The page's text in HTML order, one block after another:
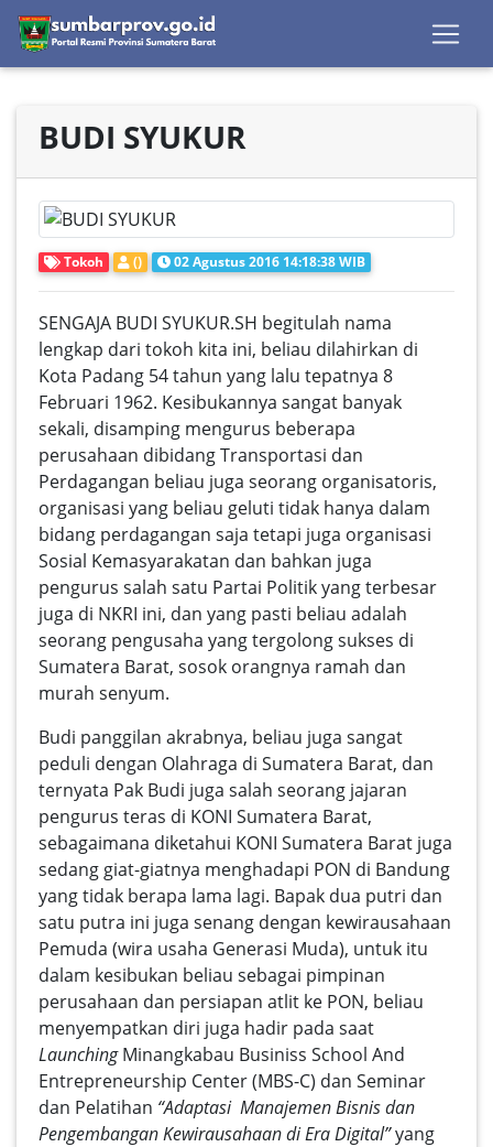
BUDI SYUKUR
Tokoh () 02 Agustus 2016 14:18:38 WIB
SENGAJA BUDI SYUKUR.SH begitulah nama
lengkap dari tokoh kita ini, beliau dilahirkan di
Kota Padang 54 tahun yang lalu tepatnya 8
Februari 1962. Kesibukannya sangat banyak
sekali, disamping mengurus beberapa
perusahaan dibidang Transportasi dan
Perdagangan beliau juga seorang organisatoris,
organisasi yang beliau geluti tidak hanya dalam
bidang perdagangan saja tetapi juga organisasi
Sosial Kemasyarakatan dan bahkan juga
pengurus salah satu Partai Politik yang terbesar
juga di NKRI ini, dan yang pasti beliau adalah
seorang pengusaha yang tergolong sukses di
Sumatera Barat, sosok orangnya ramah dan
murah senyum.
Budi panggilan akrabnya, beliau juga sangat
peduli dengan Olahraga di Sumatera Barat, dan
ternyata Pak Budi juga salah seorang jajaran
pengurus teras di KONI Sumatera Barat,
sebagaimana diketahui KONI Sumatera Barat juga
sedang giat-giatnya menghadapi PON di Bandung
yang tidak berapa lama lagi. Bapak dua putri dan
satu putra ini juga senang dengan kewirausahaan
Pemuda (wira usaha Generasi Muda), untuk itu
dalam kesibukan beliau sebagai pimpinan
perusahaan dan persiapan atlit ke PON, beliau
menyempatkan diri juga hadir pada saat
Launching Minangkabau Businiss School And
Entrepreneurship Center (MBS-C) dan Seminar
dan Pelatihan “Adaptasi Manajemen Bisnis dan
Pengembangan Kewirausahaan di Era Digital”yang